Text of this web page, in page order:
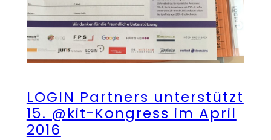
LOGIN Partners unterstützt
15. @kit-Kongress im April
2016